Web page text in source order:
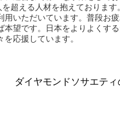
超える人材を抱えておりま
いただいています。普段お
望です。日本をよりよくす
応援しています。
ダイヤモンドソサエテ